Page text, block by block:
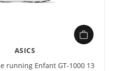
ASICS
running Enfant GT-1000 13